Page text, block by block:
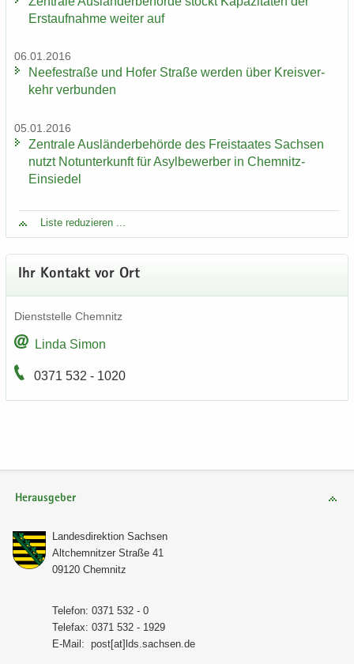
Erst­auf­nah­me wei­ter auf
06.01.2016
Nee­fe­st­ra­ße und Hofer Stra­ße wer­den über Kreis­ver­
kehr ver­bun­den
05.01.2016
Zen­tra­le Aus­län­der­be­hör­de des Frei­staa­tes Sach­sen
nutzt Not­un­ter­kunft für Asyl­be­wer­ber in Chemnitz-​
Einsiedel
Liste re­du­zie­ren ...
Ihr Kon­takt vor Ort
Dienst­stel­le Chem­nitz
Linda Simon
0371 532 - 1020
Herausgeber
Lan­des­di­rek­ti­on Sach­sen
Alt­chem­nit­zer Stra­ße 41
09120 Chem­nitz
Te­le­fon: 0371 532 - 0
Te­le­fax: 0371 532 - 1929
E-​Mail: post[at]lds.sach­sen.de